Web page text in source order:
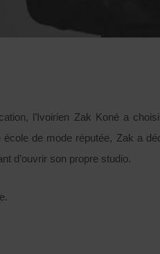
l’Ivoirien Zak Koné a
de mode réputée, Zak a
d’ouvrir son propre studio.